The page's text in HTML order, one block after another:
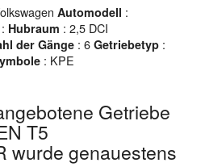
Automodell :
: Hubraum : 2,5 DCI
der Gänge : 6 Getriebetyp :
: KPE
Getriebe
T5
wurde genauestens